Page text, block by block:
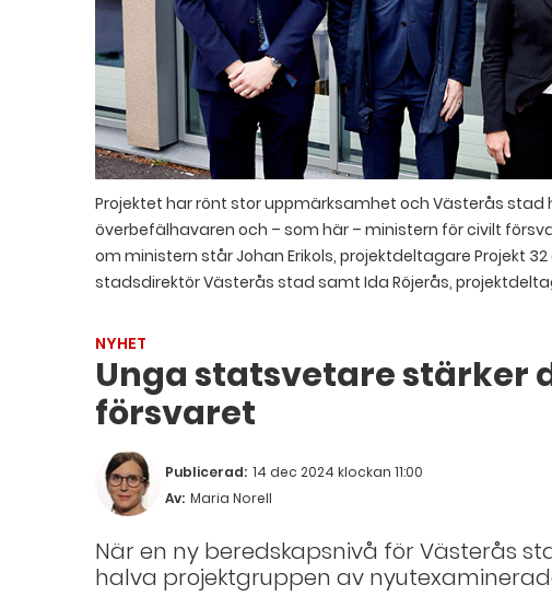
Projektet har rönt stor uppmärksamhet och Västerås stad
överbefälhavaren och – som här – ministern för civilt
om ministern står Johan Erikols, projektdeltagare Projekt 32
stadsdirektör Västerås stad samt Ida Röjerås,
NYHET
Unga statsvetare stärker
försvaret
Publicerad: 14 dec 2024 klockan 11:00
Av: Maria Norell
När en ny beredskapsnivå för Västerås
halva projektgruppen av